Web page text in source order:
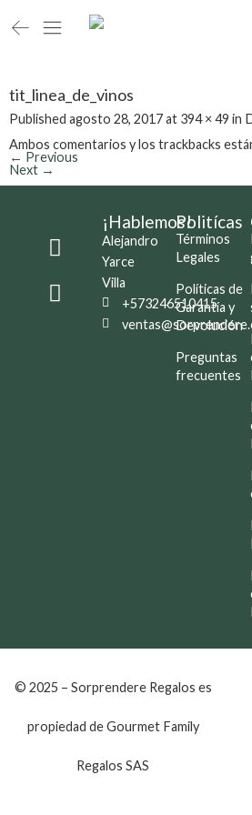
tit_linea_de_vinos
Published agosto 28, 2017at 394 × 49 in
Ambos comentarios y los trackbacks
← Previous
Next →
¡Hablemos!
Alejandro
Yarce
Villa
+573246510415
Politícas
Términos
Legales
Políticas de
Garantía y
Devolución
Preguntas
frecuentes
© 2025 – Sorprendere Regalos es
propiedad de Gourmet Family
Regalos SAS